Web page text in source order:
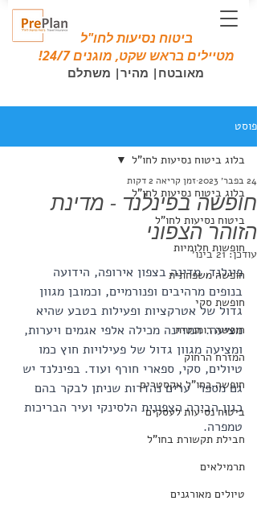
ביטוח נסיעות לחו"ל
מטיילים בראש שקט, מוגנים 24/7!
מאובטח| מהיר| משתלם
פוסט
בלוג ביטוח נסיעות לחו"ל
ביטוח נסיעות לחו"ל
חופשות חלומיות
חופשה משפחתית
חופשת סקי
חופשה רומנטית
המזרח הרחוק
חופשה בחו"ל אקסטרים
ביטוח נסיעות לעסקים
חבילת תקשורת בחו"ל
תרמילאים
טיולים מאורגנים
בלוג ביטוח נסיעות לחו"ל
חופשה בפינלנד - מדינת
הזוהר הצפוני
24 בפבר׳ 2023 זמן קריאה 2 דקות
עודכן:21 בינו׳
פינלנד, מדינה בצפון אירופה, הידועה
בנופים מרהיבים ופנורמיים, וכמובן מגוון
גדול של אטרקציות ופעילות בטבע שהיא
מציעה. המדינה מכילה אלפי אגמים ויערות,
ומציעה מגוון גדול של פעילויות חוץ כמו
טיולים, סקי, ספארי חורף ועוד. בפינלנד יש
גם מספר  ערים נהדרות שניתן לבקר בהם
כגון הבירה הצפונית הלסינקי ועיר הבריכות
טמפרה.